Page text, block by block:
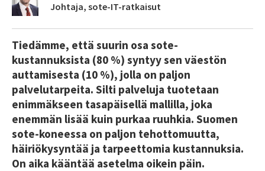
Johtaja, sote-IT-ratkaisut
Tiedämme, että suurin osa sote-
kustannuksista (80 %) syntyy sen väestön
auttamisesta (10 %), jolla on paljon
palvelutarpeita. Silti palveluja tuotetaan
enimmäkseen tasapäisellä mallilla, joka
enemmän lisää kuin purkaa ruuhkia. Suomen
sote-koneessa on paljon tehottomuutta,
häiriökysyntää ja tarpeettomia kustannuksia.
On aika kääntää asetelma oikein päin.